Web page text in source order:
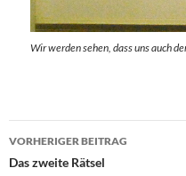
Wir werden sehen, dass uns auch
VORHERIGER BEITRAG
Das zweite Rätsel